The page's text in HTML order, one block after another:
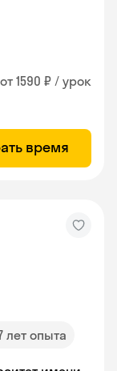
от 1590 ₽ / урок
время
лет опыта